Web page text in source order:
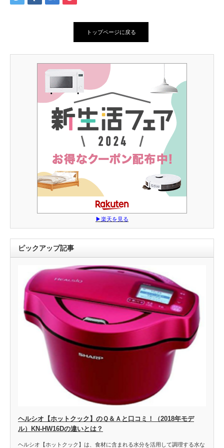
トップページに戻る
▶︎楽天を見る
ピックアップ記事
ヘルシオ【ホットクック】のＱ＆Ａと口コミ！（2018年モデ
ル）KN-HW16Dの違いとは？
ヘルシオ【ホットクック】は、食材に含まれる水分を活用して調理する水な